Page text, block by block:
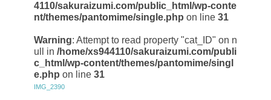
4110/sakuraizumi.com/public_html/wp-conte
nt/themes/pantomime/single.php on line 31
Warning: Attempt to read property "cat_ID" on n
ull in /home/xs944110/sakuraizumi.com/publi
c_html/wp-content/themes/pantomime/singl
e.php on line 31
IMG_2390